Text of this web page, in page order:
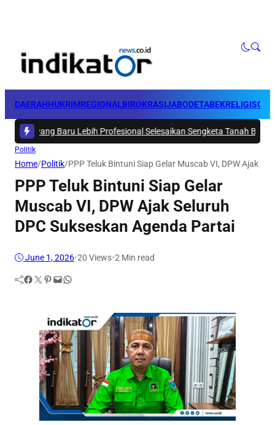
DAERAHHUKRIMREGIONALBIROKRASIJABODETABEKRELIGI
Baru Lebih Profesional Selesaikan Sengketa Tanah BWS Papua
Politik
Home/Politik/PPP Teluk Bintuni Siap Gelar Muscab VI, DPW Ajak
PPP Teluk Bintuni Siap Gelar
Muscab VI, DPW Ajak Seluruh
DPC Sukseskan Agenda Partai
June 1, 2026•20 Views•2 Min read
Facebook Twitter Pinterest Mail WhatsApp